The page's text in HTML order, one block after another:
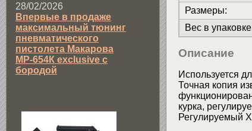
Размеры:
Вес в упаковке
Описание
Используется
Точная копия
курка,
Регулируемый
28/02/2026
Впервые в продаже
максимальный тюнинг
пневматического
пистолета Макарова
МР-654К exclusive с
бородой